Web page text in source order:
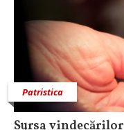
Patristica
Sursa vindecărilor